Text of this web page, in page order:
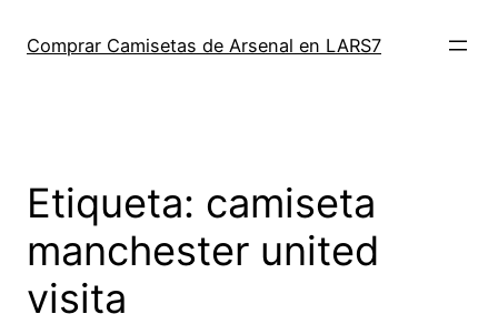
Comprar Camisetas de Arsenal en LARS7
Etiqueta: camiseta
manchester united
visita